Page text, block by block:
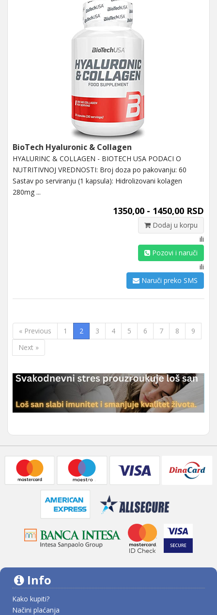
BioTech Hyaluronic & Collagen
HYALURINC & COLLAGEN - BIOTECH USA PODACI O
NUTRITIVNOJ VREDNOSTI: Broj doza po pakovanju: 60
Sastav po serviranju (1 kapsula): Hidrolizovani kolagen
280mg ...
1350,00 - 1450,00 RSD
Dodaj u korpu
ili
Pozovi i naruči
ili
Naruči preko SMS
« Previous 1 2 3 4 5 6 7 8
9
Next »
Info
Kako kupiti?
Načini plaćanja